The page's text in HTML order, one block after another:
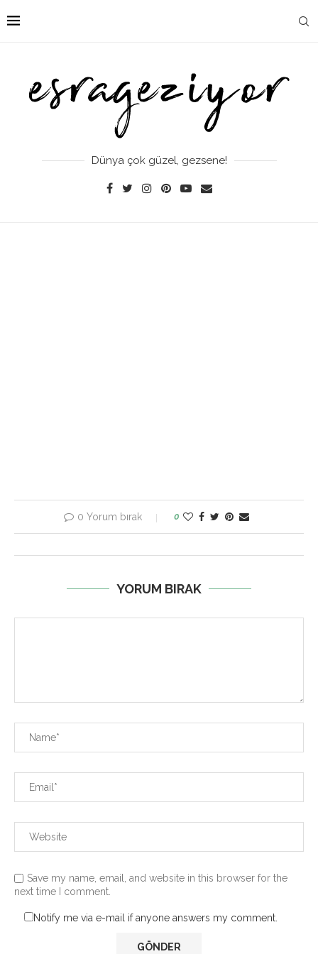
Dünya çok güzel, gezsene!
0 Yorum bırak 0
YORUM BIRAK
Save my name, email, and website in this browser for the
next time I comment.
Notify me via e-mail if anyone answers my comment.